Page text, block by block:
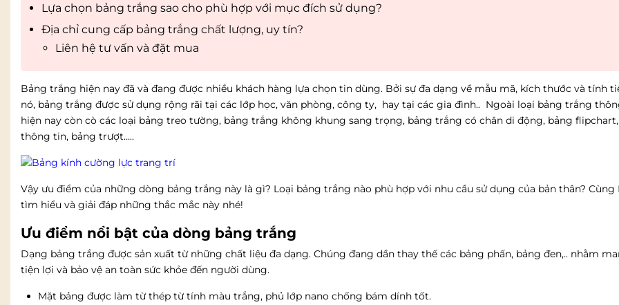
Lựa chọn bảng trắng sao cho phù hợp với mục đích sử dụng?
Địa chỉ cung cấp bảng trắng chất lượng, uy tín?
Liên hệ tư vấn và đặt mua
Bảng trắng hiện nay đã và đang được nhiều khách hàng lựa chọn tin dùng. Bởi sự đa dạng về mẫu mã, kích thước và tính
nó, bảng trắng được sử dụng rộng rãi tại các lớp học, văn phòng, công ty, hay tại các gia đình.. Ngoài loại bảng trắng
hiện nay còn cò các loại bảng treo tường, bảng trắng không khung sang trọng, bảng trắng có chân di động, bảng
thông tin, bảng trượt…..
Vậy ưu điểm của những dòng bảng trắng này là gì? Loại bảng trắng nào phù hợp với nhu cầu sử dụng của bản thân?
tìm hiểu và giải đáp những thắc mắc này nhé!
Ưu điểm nổi bật của dòng bảng trắng
Dạng bảng trắng được sản xuất từ những chất liệu đa dạng. Chúng đang dần thay thế các bảng phấn, bảng đen,.. nhằm
tiện lợi và bảo vệ an toàn sức khỏe đến người dùng.
Mặt bảng được làm từ thép từ tính màu trắng, phủ lớp nano chống bám dính tốt.